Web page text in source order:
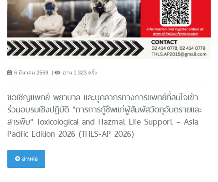
6 มีนาคม 2569 อ่าน 1,323 ครั้ง
ขอเชิญแพทย์ พยาบาล และบุคลากรทางการแพทย์ที่สนใจเข้า
ร่วมอบรมเชิงปฏิบัติ "การการกู้ชีพแก่ผู้สัมผัสวัตถุอันตรายและ
สารพิษ" Toxicological and Hazmat Life Support – Asia
Pacific Edition 2026 (THLS-AP 2026)
อ่านต่อ